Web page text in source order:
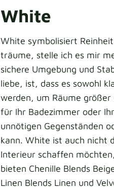
White
White symbolisiert
träume, stelle ich es mir
sichere Umgebung und
liebe, ist, dass es sowohl
werden, um Räume
für Ihr Badezimmer oder
unnötigen Gegenständen
kann. White ist auch nicht
Interieur schaffen
bieten Chenille Blends
Linen Blends Linen und